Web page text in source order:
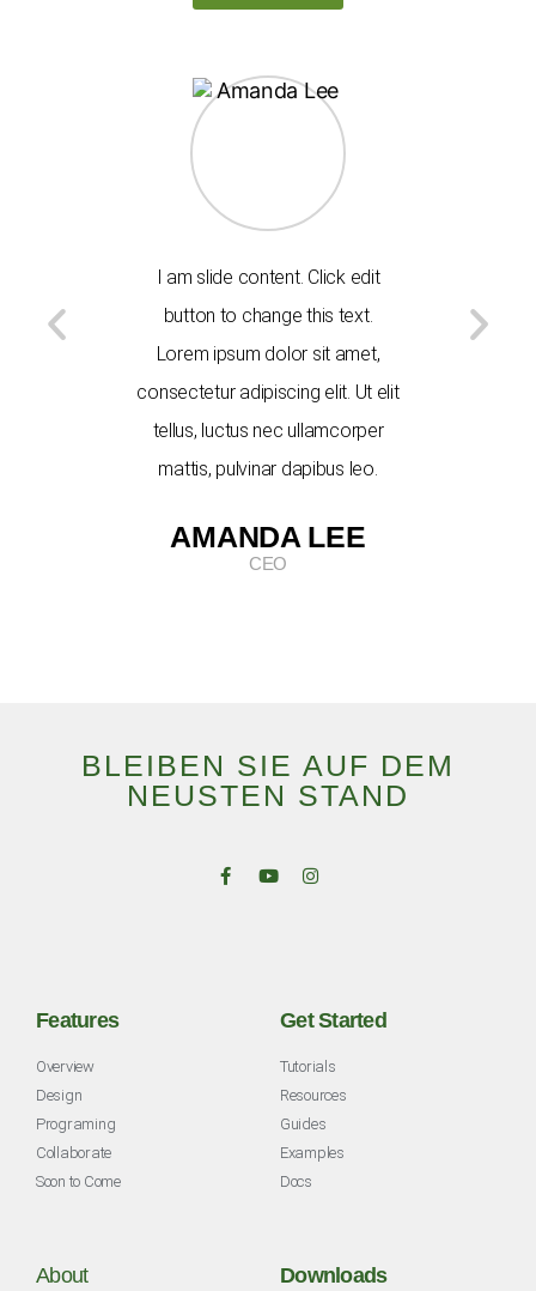
I am slide content. Click edit
button to change this text.
Lorem ipsum dolor sit amet,
consectetur adipiscing elit. Ut elit
tellus, luctus nec ullamcorper
mattis, pulvinar dapibus leo.
AMANDA LEE
CEO
button
BLEIBEN SIE AUF DEM
NEUSTEN STAND
Features
Overview
Design
Programing
Collaborate
Soon to Come
Get Started
Tutorials
Resources
Guides
Examples
Docs
About Downloads